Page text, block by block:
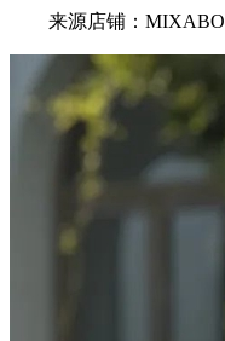
来源店铺：MIXABO